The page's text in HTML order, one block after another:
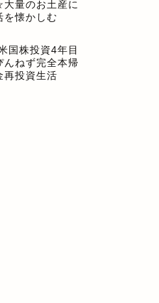
量のお土産に
を懐かしむ
国株投資4年目
ねず完全本帰
再投資生活